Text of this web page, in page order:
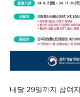
내달 29일까지 참여